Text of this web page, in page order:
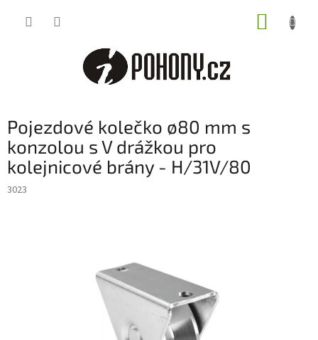
Pojezdové kolečko ø80 mm s
konzolou s V drážkou pro
kolejnicové brány - H/31V/80
3023